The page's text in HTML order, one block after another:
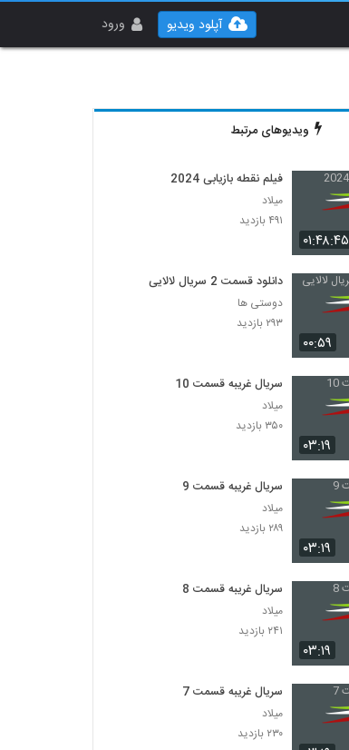
ورود آپلود ویدیو
ویدیوهای مرتبط
۰۱:۴۸:۴۵
فیلم نقطه بازیابی 2024
میلاد
۴۹۱ بازدید
۰۰:۵۹
دانلود قسمت 2 سریال لالایی
دوستی ها
۲۹۳ بازدید
۰۳:۱۹
سریال غریبه قسمت 10
میلاد
۳۵۰ بازدید
۰۳:۱۹
سریال غریبه قسمت 9
میلاد
۲۸۹ بازدید
۰۳:۱۹
سریال غریبه قسمت 8
میلاد
۲۴۱ بازدید
سریال غریبه قسمت 7
میلاد
۲۳۰ بازدید